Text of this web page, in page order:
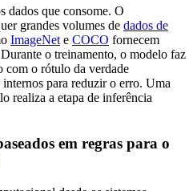
dados que consome. O
grandes volumes de dados de
ImageNet e COCO fornecem
o treinamento, o modelo faz
com o rótulo da verdade
internos para reduzir o erro. Uma
realiza a etapa de inferência
em regras para o